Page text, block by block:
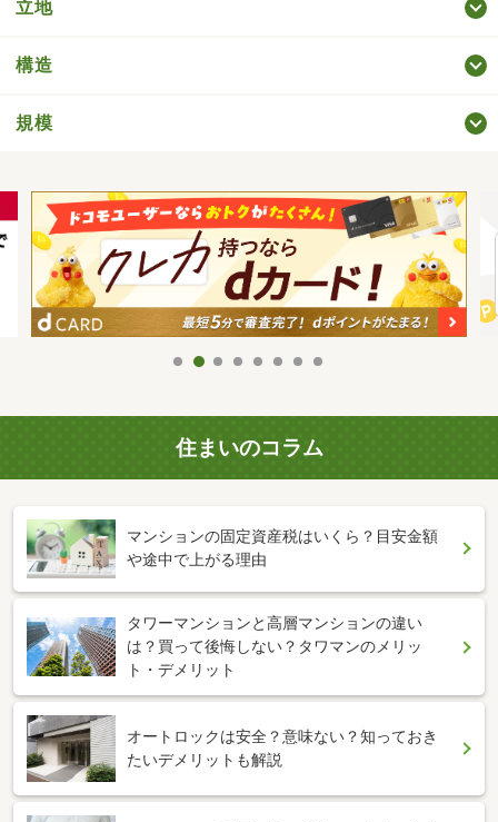
立地
構造
規模
住まいのコラム
マンションの固定資産税はいくら？目安金額
や途中で上がる理由
タワーマンションと高層マンションの違い
は？買って後悔しない？タワマンのメリッ
ト・デメリット
オートロックは安全？意味ない？知っておき
たいデメリットも解説